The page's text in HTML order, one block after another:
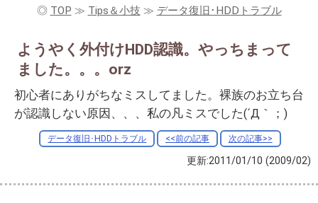
◎ TOP ≫ Tips＆小技 ≫ データ復旧･HDDトラブル
ようやく外付けHDD認識。やっちまって
ました。。。orz
初心者にありがちなミスしてました。裸族のお立ち台
が認識しない原因、、、私の凡ミスでした(´Д｀；)
データ復旧･HDDトラブル <<前の記事 次の記事>>
更新:2011/01/10 (2009/02)